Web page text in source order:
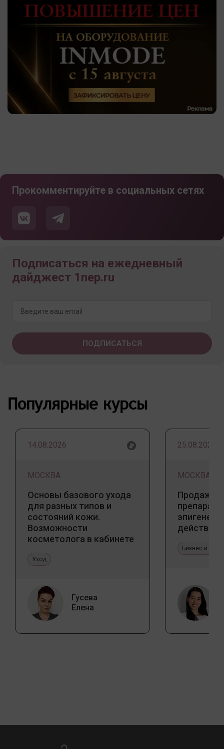
Прокомментируйте в социальных сетях
Подписаться на ежедневный
дайджест 1nep.ru
Популярные курсы
14.08.2026
МОСКВА
Основы базового ухода
для разных типов и
состояний кожи.
Возможности
косметолога в кабинете
Уход
Гусева
Елена
25.08.2026
МОСКВА
Продажа
действия
Бизнес и